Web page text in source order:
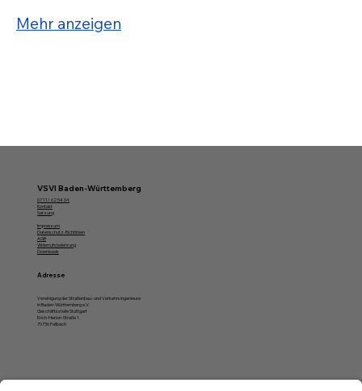
VSVI Baden-Württemberg
07 11/ 62 54 04
Kontakt
Satzung
Impressum
Datenschutz-Richtlinien
AGB
Widerrufsbelehrung
Downloads
Adresse
Vereinigung der Straßenbau- und Verkehrsingenieure
in Baden-Württemberg e.V.
Geschäftsstelle Stuttgart
Erich-Herion-Straße 1
70736 Fellbach
Mehr anzeigen